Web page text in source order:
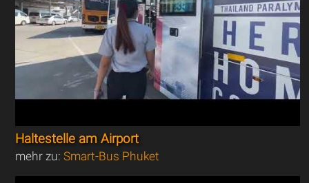
Haltestelle am Airport
mehr zu:Smart-Bus Phuket